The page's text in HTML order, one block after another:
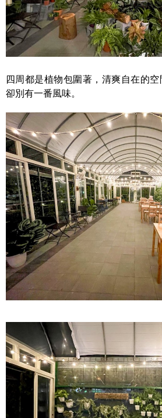
四周都是植物包圍著，清爽自在的空
卻別有一番風味。